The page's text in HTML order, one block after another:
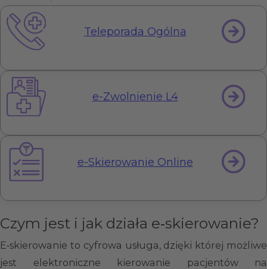
Teleporada Ogólna
e-Zwolnienie L4
e-Skierowanie Online
Czym jest i jak działa e‑skierowanie?
E‑skierowanie to cyfrowa usługa, dzięki której możliwe
jest elektroniczne kierowanie pacjentów na